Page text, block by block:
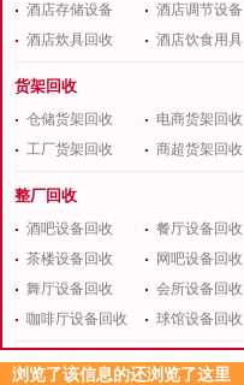
酒店存储设备
酒店调节设备
酒店炊具回收
酒店饮食用具
货架回收
仓储货架回收
电商货架回收
工厂货架回收
商超货架回收
整厂回收
酒吧设备回收
餐厅设备回收
茶楼设备回收
网吧设备回收
舞厅设备回收
会所设备回收
咖啡厅设备回收
球馆设备回收
浏览了该信息的还浏览了这里